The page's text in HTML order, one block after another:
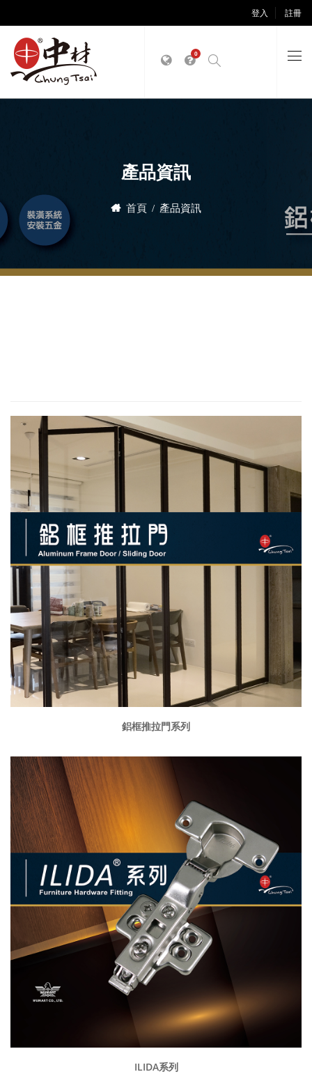
登入 註冊
0
產品資訊
首頁 產品資訊
鋁框推拉門系列
ILIDA系列